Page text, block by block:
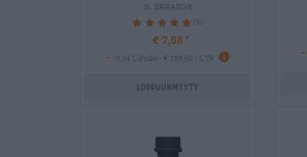
St. ERHARD®
100% (5)
€ 7,58
-
0,04 L Pullo - € 189,50 / LTR
Loppuunmyyty
-